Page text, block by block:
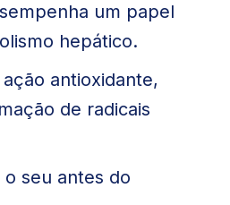
um papel
hepático.
antioxidante,
de radicais
seu antes do